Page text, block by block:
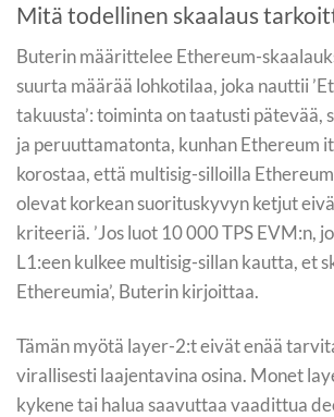
Mitä todellinen skaalaus
Buterin määrittelee Ethereum-
suurta määrää lohkotilaa, joka nauttii
takuusta’: toiminta on taatusti pätevää,
ja peruuttamatonta, kunhan Ethereum
korostaa, että multisig-silloilla
olevat korkean suorituskyvyn ketjut
kriteeriä. ’Jos luot 10 000 TPS EVM:n,
L1:een kulkee multisig-sillan kautta, et
Ethereumia’, Buterin kirjoittaa.
Tämän myötä layer-2:t eivät enää
virallisesti laajentavina osina. Monet
kykene tai halua saavuttaa vaadittua